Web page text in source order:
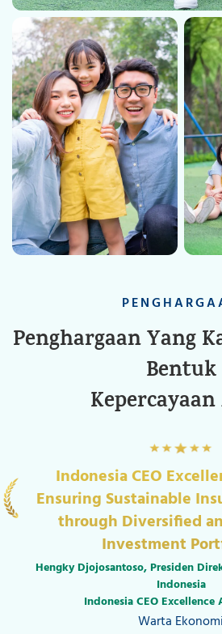
Penghargaan Yang
Bentuk
Best Life Insurance
Competence in
Protection
Total Asset Below
Indonesia Best Insurance
Warta Ekonomi